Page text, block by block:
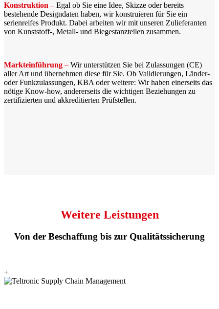
Konstruktion – Egal ob Sie eine Idee, Skizze oder bereits
bestehende Designdaten haben, wir konstruieren für Sie ein
serienreifes Produkt. Dabei arbeiten wir mit unseren Zulieferanten
von Kunststoff-, Metall- und Biegestanzteilen zusammen.
Markteinführung – Wir unterstützen Sie bei Zulassungen (CE)
aller Art und übernehmen diese für Sie. Ob Validierungen, Länder-
oder Funkzulassungen, KBA oder weitere: Wir haben einerseits das
nötige Know-how, andererseits die wichtigen Beziehungen zu
zertifizierten und akkreditierten Prüfstellen.
Weitere Leistungen
Von der Beschaffung bis zur Qualitätssicherung
+